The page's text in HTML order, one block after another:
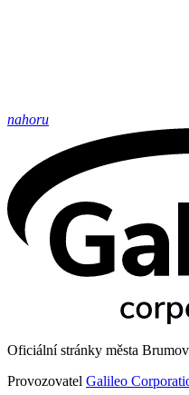
nahoru
Oficiální stránky města
Provozovatel Galileo